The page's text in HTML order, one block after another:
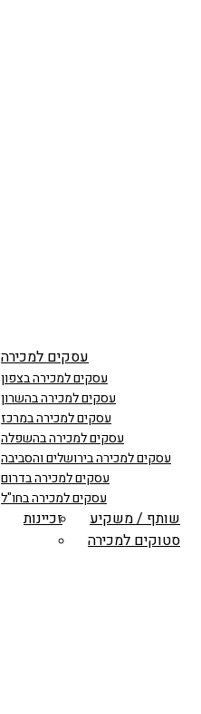
עסקים למכירה
עסקים למכירה בצפון
עסקים למכירה בהשרון
עסקים למכירה במרכז
עסקים למכירה בהשפלה
עסקים למכירה בירושלים והסביבה
עסקים למכירה בדרום
עסקים למכירה בחו"ל
שותף / משקיע זכיינות
סטוקים למכירה